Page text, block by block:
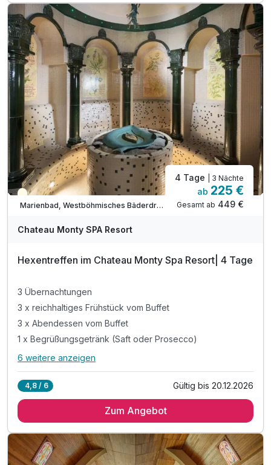
1 x Welcome Drink**
2 x Lunchpaket zum Mitnehmen***
1 x Fussreflexzonenmassage (30 Min.) pro Person
inkl. Eintritt in den Wellnessbereich****
inkl. Kaffee- und Tee-Zubereitung im Zimmer
inkl. Eintritt ins Spielzimmer*****
inkl. Harrachov Card******
inkl. 10% Rabatt auf andere Wellnessanwendungen
inkl. Parken am Hotel
Teilweise ausgelastet
Marienbad, Westböhmisches Bäderdreieck
4 Tage | 3 Nächte
ab 225 €
Gesamt ab 449 €
Chateau Monty SPA Resort
Hexentreffen im Chateau Monty Spa Resort| 4 Tage
3 Übernachtungen
3 x reichhaltiges Frühstück vom Buffet
3 x Abendessen vom Buffet
1 x Begrüßungsgetränk (Saft oder Prosecco)
Alle Inklusivleistungen
3 x reichhaltiges Frühstück vom Buffet
1 x Begrüßungsgetränk (Saft oder Prosecco)
1 x Vitamin-C-Ritual – Multivit Glow C*
6 weitere anzeigen
4,8 / 6 Gültig bis 20.12.2026
Zum Angebot